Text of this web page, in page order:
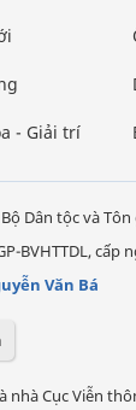
- Giải trí
Dân tộc và Tôn
BVHTTDL, cấp
Văn Bá
nhà Cục Viễn